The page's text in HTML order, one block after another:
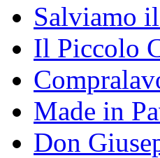
Salviamo
Il Piccolo
Made in
Don